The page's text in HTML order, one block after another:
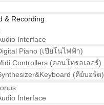
& Recording
Interface
Piano (เปียโนไฟฟ้า)
Controllers (คอนโทรลเลอร์)
(คีย์บอร์ด)
Interface